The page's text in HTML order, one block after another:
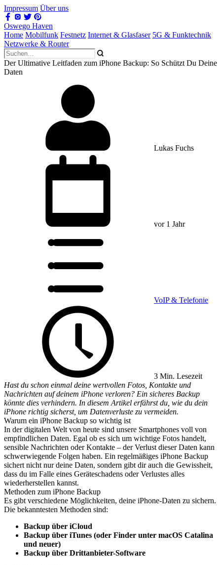
Impressum Über uns
Oswego Haven
Home Mobilfunk Festnetz Internet & Glasfaser 5G & Funktechnik
Netzwerke & Router
Der Ultimative Leitfaden zum iPhone Backup: So Schützt Du Deine
Daten
Lukas Fuchs
vor 1 Jahr
VoIP & Telefonie
3 Min. Lesezeit
Hast du schon einmal deine wertvollen Fotos, Kontakte und
Nachrichten auf deinem iPhone verloren? Ein sicheres Backup
könnte dies verhindern. In diesem Artikel erfährst du, wie du dein
iPhone richtig sicherst, um Datenverluste zu vermeiden.
Warum ein iPhone Backup so wichtig ist
In der digitalen Welt von heute sind unsere Smartphones voll von
empfindlichen Daten. Egal ob es sich um wichtige Fotos handelt,
sensible Nachrichten oder Kontakte – der Verlust dieser Daten kann
schwerwiegende Folgen haben. Ein regelmäßiges iPhone Backup
sichert nicht nur deine Daten, sondern gibt dir auch die Gewissheit,
dass du im Falle eines Geräteschadens oder Verlustes alles
wiederherstellen kannst.
Methoden zum iPhone Backup
Es gibt verschiedene Möglichkeiten, deine iPhone-Daten zu sichern.
Die bekanntesten Methoden sind:
Backup über iCloud
Backup über iTunes (oder Finder unter macOS Catalina
und neuer)
Backup über Drittanbieter-Software